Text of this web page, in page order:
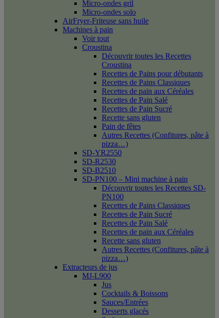
Micro-ondes gril
Micro-ondes solo
AirFryer-Friteuse sans huile
Machines à pain
Voir tout
Croustina
Découvrir toutes les Recettes
Croustina
Recettes de Pains pour débutants
Recettes de Pains Classiques
Recettes de pain aux Céréales
Recettes de Pain Salé
Recettes de Pain Sucré
Recette sans gluten
Pain de fêtes
Autres Recettes (Confitures, pâte à
pizza…)
SD-YR2550
SD-R2530
SD-B2510
SD-PN100 – Mini machine à pain
Découvrir toutes les Recettes SD-
PN100
Recettes de Pains Classiques
Recettes de Pain Sucré
Recettes de Pain Salé
Recettes de pain aux Céréales
Recette sans gluten
Autres Recettes (Confitures, pâte à
pizza…)
Extracteurs de jus
MJ-L900
Jus
Cocktails & Boissons
Sauces/Entrées
Desserts glacés